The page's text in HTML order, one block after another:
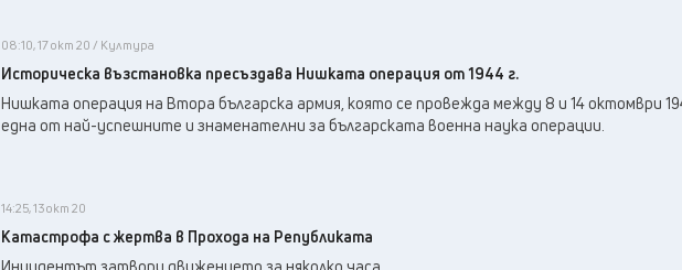
08:10, 17 окт 20 / Култура
Историческа възстановка пресъздава Нишката операция от 1944 г.
Нишката операция на Втора българска армия, която се провежда между 8 и 14 октомври
една от най-успешните и знаменателни за българската военна наука операции.
14:25, 13 окт 20
Катастрофа с жертва в Прохода на Републиката